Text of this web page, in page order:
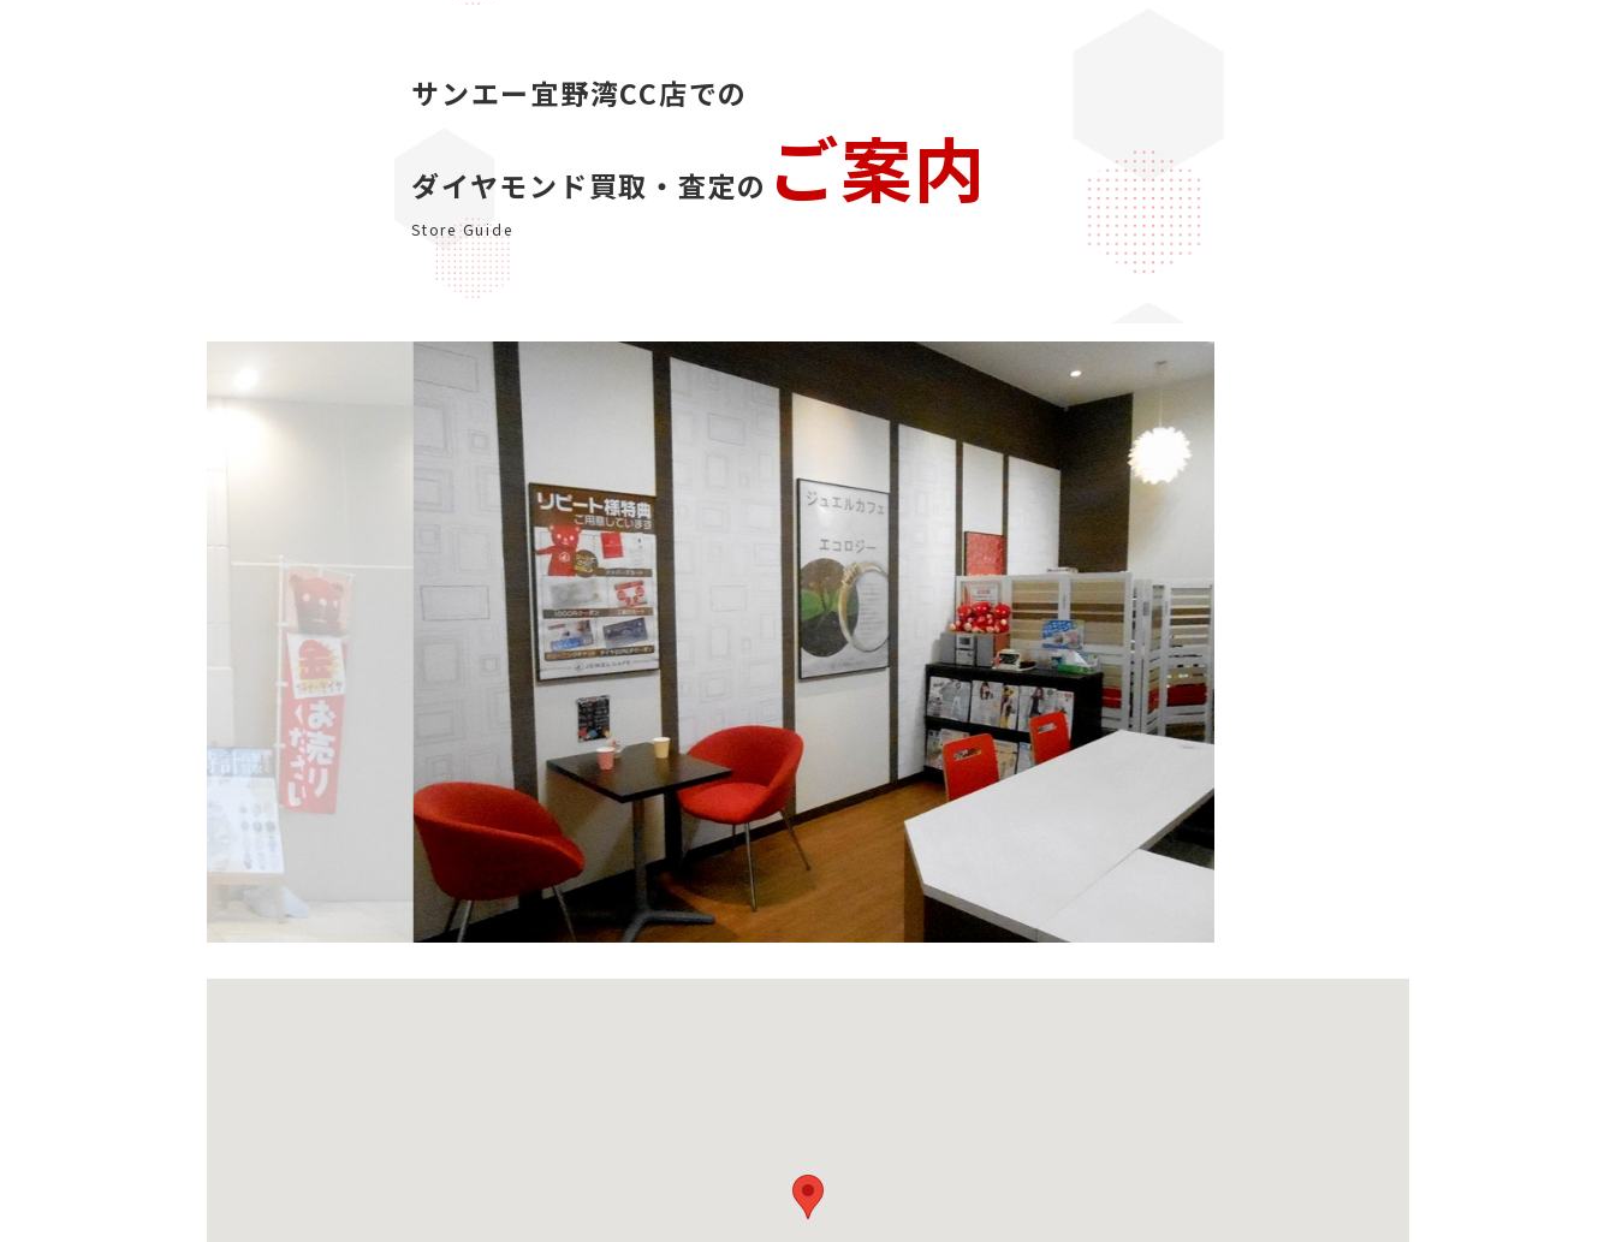
サンエー宜野湾CC店での
ダイヤモンド買取・査定の ご案内
Store Guide